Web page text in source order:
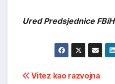
Ured Predsjednice FBiH
Post
Vitez kao razvojna